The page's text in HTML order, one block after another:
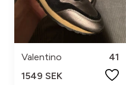
Valentino
41
1549 SEK